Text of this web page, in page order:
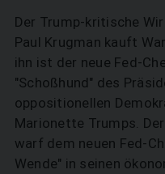
Der Trump-kritische
Paul Krugman kauft
ihn ist der neue Fed-
"Schoßhund" des
oppositionellen
Marionette Trumps.
warf dem neuen Fed-
Wende" in seinen